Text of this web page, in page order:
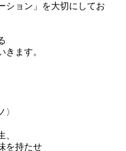
ション」を大切にしてお
きます。
〉
を持たせ